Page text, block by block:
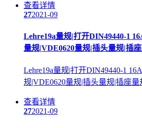
查看详情
272021-09
Lehre19a量规|打开DIN49440-1
量规|VDE0620量规|插头量规|插
Lehre19a量规|打开DIN49440-1
规|VDE0620量规|插头量规|插座量
查看详情
272021-09